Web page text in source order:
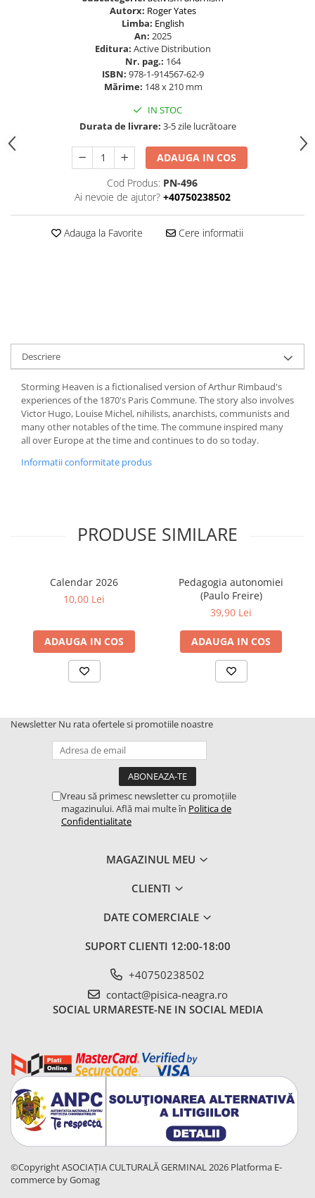
Autorx: Roger Yates
Limba: English
An: 2025
Editura: Active Distribution
Nr. pag.: 164
ISBN: 978-1-914567-62-9
Mărime: 148 x 210 mm
IN STOC
Durata de livrare: 3-5 zile lucrătoare
ADAUGA IN COS
Cod Produs: PN-496
Ai nevoie de ajutor? +40750238502
Adauga la Favorite Cere informatii
Descriere
Storming Heaven is a fictionalised version of Arthur Rimbaud's
experiences of the 1870's Paris Commune. The story also involves
Victor Hugo, Louise Michel, nihilists, anarchists, communists and
many other notables of the time. The commune inspired many
all over Europe at the time and continues to do so today.
Informatii conformitate produs
PRODUSE SIMILARE
Calendar 2026
10,00 Lei
ADAUGA IN COS
Pedagogia autonomiei
(Paulo Freire)
39,90 Lei
ADAUGA IN COS
Newsletter Nu rata ofertele si promotiile noastre
Vreau să primesc newsletter cu promoțiile
magazinului. Află mai multe în Politica de
Confidentialitate
MAGAZINUL MEU
CLIENTI
DATE COMERCIALE
SUPORT CLIENTI 12:00-18:00
+40750238502
contact@pisica-neagra.ro
SOCIAL URMARESTE-NE IN SOCIAL MEDIA
©Copyright ASOCIAȚIA CULTURALĂ GERMINAL 2026 Platforma E-
commerce by Gomag